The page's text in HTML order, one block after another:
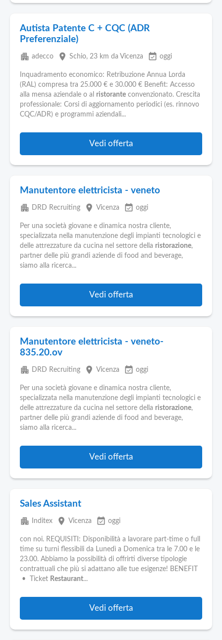
Autista Patente C + CQC (ADR
Preferenziale)
apartment adecco place Schio, 23 km da Vicenza event_available oggi
Inquadramento economico: Retribuzione Annua Lorda
(RAL) compresa tra 25.000 € e 30.000 € Benefit: Accesso
alla mensa aziendale o al ristorante convenzionato. Crescita
professionale: Corsi di aggiornamento periodici (es. rinnovo
CQC/ADR) e programmi aziendali...
Vedi offerta
Manutentore elettricista - veneto
apartment DRD Recruiting place Vicenza event_available oggi
Per una società giovane e dinamica nostra cliente,
specializzata nella manutenzione degli impianti tecnologici e
delle attrezzature da cucina nel settore della ristorazione,
partner delle più grandi aziende di food and beverage,
siamo alla ricerca...
Vedi offerta
Manutentore elettricista - veneto-
835.20.ov
apartment DRD Recruiting place Vicenza event_available oggi
Per una società giovane e dinamica nostra cliente,
specializzata nella manutenzione degli impianti tecnologici e
delle attrezzature da cucina nel settore della ristorazione,
partner delle più grandi aziende di food and beverage,
siamo alla ricerca...
Vedi offerta
Sales Assistant
apartment Inditex place Vicenza event_available oggi
con noi. REQUISITI: Disponibilità a lavorare part-time o full
time su turni flessibili da Lunedì a Domenica tra le 7.00 e le
23.00. Abbiamo la possibilità di offrirti diverse tipologie
contrattuali che più si adattano alle tue esigenze! BENEFIT
• Ticket Restaurant...
Vedi offerta